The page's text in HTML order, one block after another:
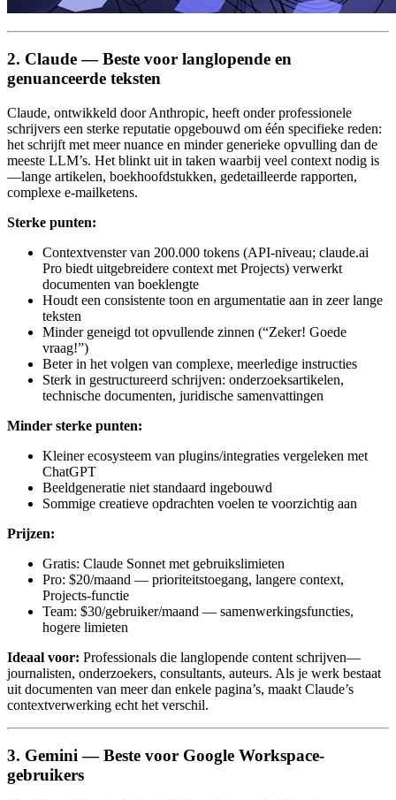
2. Claude — Beste voor langlopende en
genuanceerde teksten
Claude, ontwikkeld door Anthropic, heeft onder professionele
schrijvers een sterke reputatie opgebouwd om één specifieke reden:
het schrijft met meer nuance en minder generieke opvulling dan de
meeste LLM’s. Het blinkt uit in taken waarbij veel context nodig is
—lange artikelen, boekhoofdstukken, gedetailleerde rapporten,
complexe e-mailketens.
Sterke punten:
Contextvenster van 200.000 tokens (API-niveau; claude.ai
Pro biedt uitgebreidere context met Projects) verwerkt
documenten van boeklengte
Houdt een consistente toon en argumentatie aan in zeer lange
teksten
Minder geneigd tot opvullende zinnen (“Zeker! Goede
vraag!”)
Beter in het volgen van complexe, meerledige instructies
Sterk in gestructureerd schrijven: onderzoeksartikelen,
technische documenten, juridische samenvattingen
Minder sterke punten:
Kleiner ecosysteem van plugins/integraties vergeleken met
ChatGPT
Beeldgeneratie niet standaard ingebouwd
Sommige creatieve opdrachten voelen te voorzichtig aan
Prijzen:
Gratis: Claude Sonnet met gebruikslimieten
Pro: $20/maand — prioriteitstoegang, langere context,
Projects-functie
Team: $30/gebruiker/maand — samenwerkingsfuncties,
hogere limieten
Ideaal voor: Professionals die langlopende content schrijven—
journalisten, onderzoekers, consultants, auteurs. Als je werk bestaat
uit documenten van meer dan enkele pagina’s, maakt Claude’s
contextverwerking echt het verschil.
3. Gemini — Beste voor Google Workspace-
gebruikers